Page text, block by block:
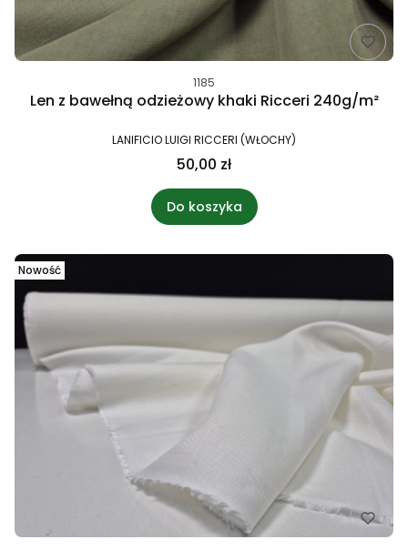
1185
Len z bawełną odzieżowy khaki Ricceri 240g/m²
LANIFICIO LUIGI RICCERI (WŁOCHY)
50,00 zł
Do koszyka
Nowość